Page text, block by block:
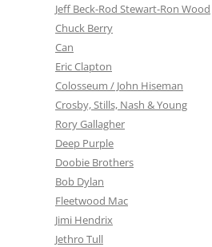
Jeff Beck-Rod Stewart-Ron Wood
Chuck Berry
Can
Eric Clapton
Colosseum / John Hiseman
Crosby, Stills, Nash & Young
Rory Gallagher
Deep Purple
Doobie Brothers
Bob Dylan
Fleetwood Mac
Jimi Hendrix
Jethro Tull